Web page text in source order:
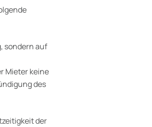
sondern auf
Mieter keine
des
der